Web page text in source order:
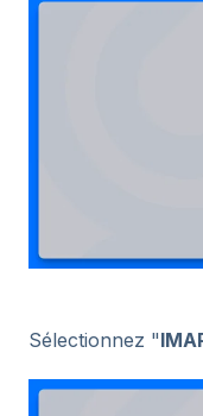
Sélectionnez "